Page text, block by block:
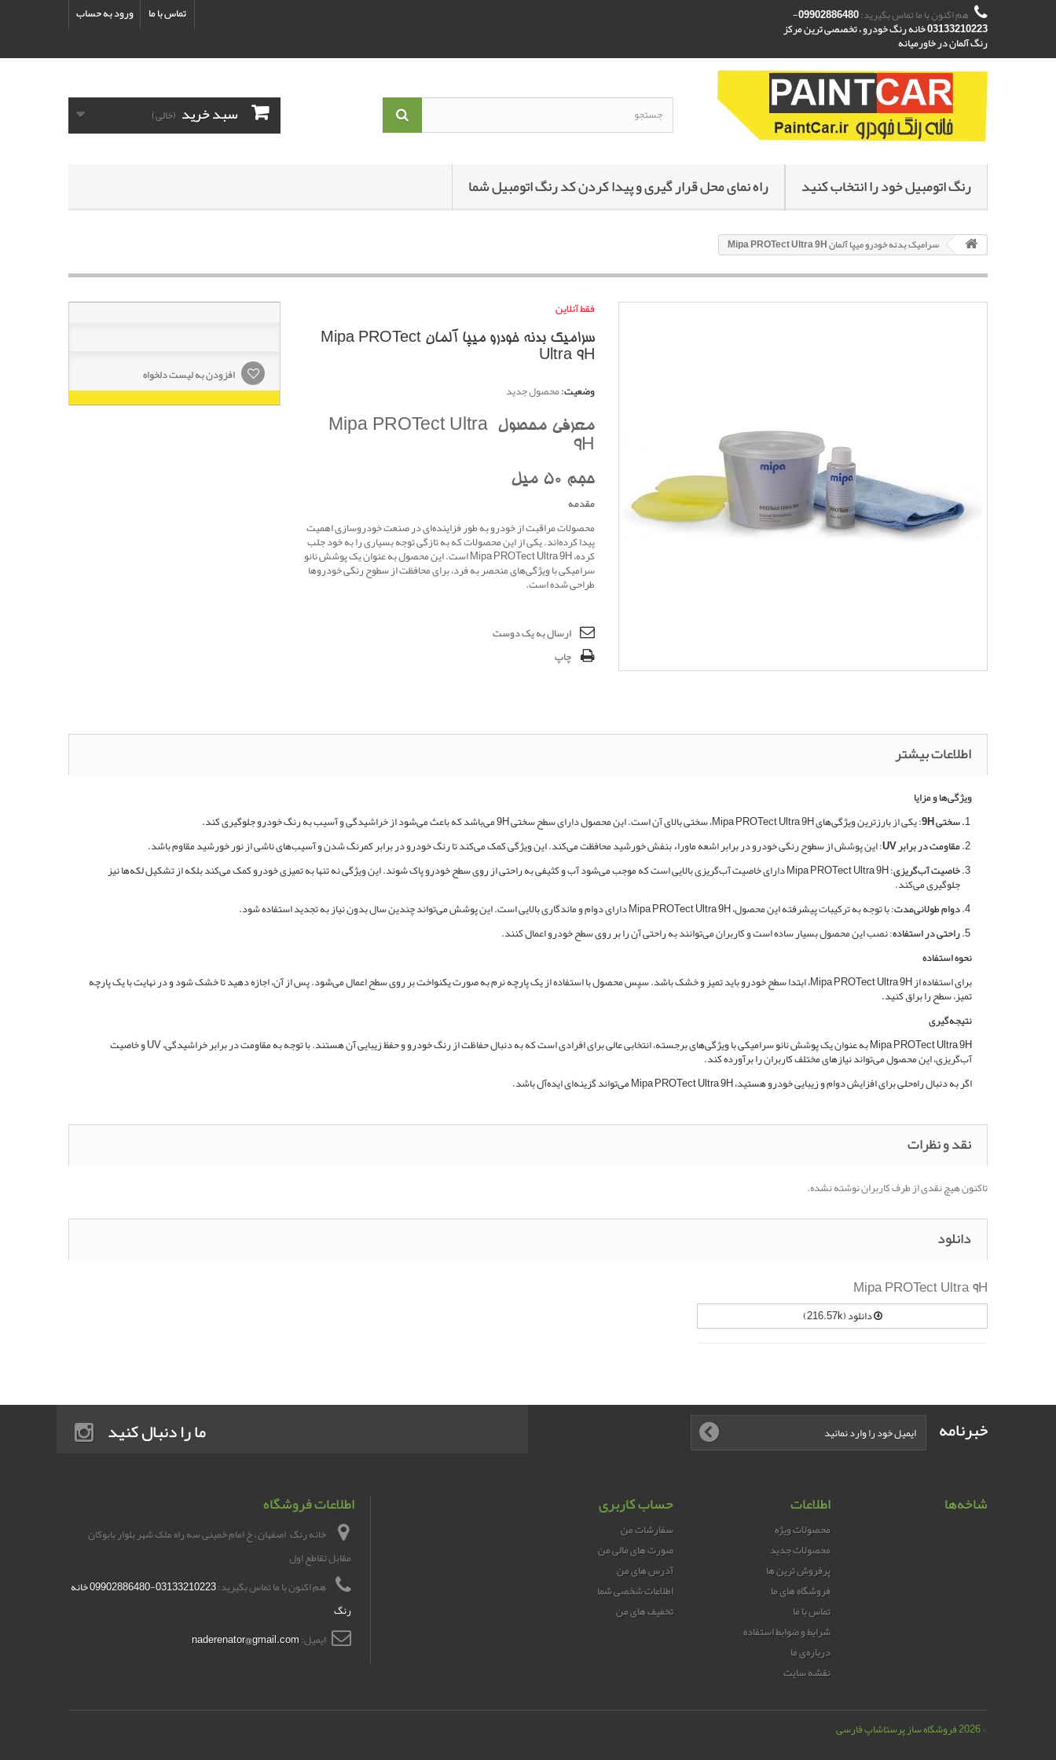
ورود به حساب تماس با ما هم اکنون با ما تماس بگیرید: 09902886480-
03133210223 خانه رنگ خودرو ، تخصصی ترین مرکز
رنگ آلمان در خاورمیانه
سبد خرید (خالی)
رنگ اتومبیل خود را انتخاب کنید راه نمای محل قرار گیری و پیدا کردن کد رنگ اتومبیل شما
سرامیک بدنه خودرو میپا آلمان Mipa PROTect Ultra 9H
فقط آنلاین
سرامیک بدنه خودرو میپا آلمان Mipa PROTect
Ultra 9H
وضعیت:محصول جدید
معرفی محصول Mipa PROTect Ultra
9H
حجم 50 میل
مقدمه
محصولات مراقبت از خودرو به طور فزاینده‌ای در صنعت خودروسازی اهمیت
پیدا کرده‌اند. یکی از این محصولات که به تازگی توجه بسیاری را به خود جلب
کرده، Mipa PROTect Ultra 9H است. این محصول به عنوان یک پوشش نانو
سرامیکی با ویژگی‌های منحصر به فرد، برای محافظت از سطوح رنگی خودروها
طراحی شده است.
ارسال به یک دوست
چاپ
افزودن به لیست دلخواه
اطلاعات بیشتر
ویژگی‌ها و مزایا
سختی 9H
: یکی از بارزترین ویژگی‌های Mipa PROTect Ultra 9H، سختی بالای آن است. این محصول دارای سطح سختی 9H می‌باشد که باعث می‌شود از خراشیدگی و آسیب به رنگ خودرو جلوگیری کند.
مقاومت در برابر UV
: این پوشش از سطوح رنگی خودرو در برابر اشعه ماوراء بنفش خورشید محافظت می‌کند. این ویژگی کمک می‌کند تا رنگ خودرو در برابر کمرنگ شدن و آسیب‌های ناشی از نور خورشید مقاوم باشد.
خاصیت آب‌گریزی
: Mipa PROTect Ultra 9H دارای خاصیت آب‌گریزی بالایی است که موجب می‌شود آب و کثیفی به راحتی از روی سطح خودرو پاک شوند. این ویژگی نه تنها به تمیزی خودرو کمک می‌کند بلکه از تشکیل لکه‌ها نیز
جلوگیری می‌کند.
دوام طولانی‌مدت: با توجه به ترکیبات پیشرفته این محصول، Mipa PROTect Ultra 9H دارای دوام و ماندگاری بالایی است. این پوشش می‌تواند چندین سال بدون نیاز به تجدید استفاده شود.
راحتی در استفاده: نصب این محصول بسیار ساده است و کاربران می‌توانند به راحتی آن را بر روی سطح خودرو اعمال کنند.
نحوه استفاده
برای استفاده از Mipa PROTect Ultra 9H، ابتدا سطح خودرو باید تمیز و خشک باشد. سپس محصول با استفاده از یک پارچه نرم به صورت یکنواخت بر روی سطح اعمال می‌شود. پس از آن، اجازه دهید تا خشک شود و در نهایت با یک پارچه
تمیز، سطح را براق کنید.
نتیجه‌گیری
Mipa PROTect Ultra 9H به عنوان یک پوشش نانو سرامیکی با ویژگی‌های برجسته، انتخابی عالی برای افرادی است که به دنبال حفاظت از رنگ خودرو و حفظ زیبایی آن هستند. با توجه به مقاومت در برابر خراشیدگی، UV و خاصیت
آب‌گریزی، این محصول می‌تواند نیازهای مختلف کاربران را برآورده کند.
اگر به دنبال راه‌حلی برای افزایش دوام و زیبایی خودرو هستید، Mipa PROTect Ultra 9H می‌تواند گزینه‌ای ایده‌آل باشد.
نقد و نظرات
تاکنون هیچ نقدی از طرف کاربران نوشته نشده.
دانلود
Mipa PROTect Ultra 9H
دانلود (216.57k)
خبرنامه ما را دنبال کنید
شاخه‌ها اطلاعات
محصولات ویژه
محصولات جدید
پرفروش ترین‌ ها
فروشگاه های ما
تماس با ما
شرایط و ضوابط استفاده
درباره‌ی ما
نقشه سایت
© 2026 فروشگاه ساز پرستاشاپ فارسی
حساب کاربری
سفارشات من
صورت های مالی من
آدرس های من
اطلاعات شخصی شما
تخفیف های من
اطلاعات فروشگاه
خانه رنگ , اصفهان ، خ امام خمینی سه راه ملک شهر بلوار بابوکان
مقابل تقاطع اول
هم اکنون با ما تماس بگیرید:
03133210223-09902886480 خانه
رنگ
ایمیل:naderenator@gmail.com